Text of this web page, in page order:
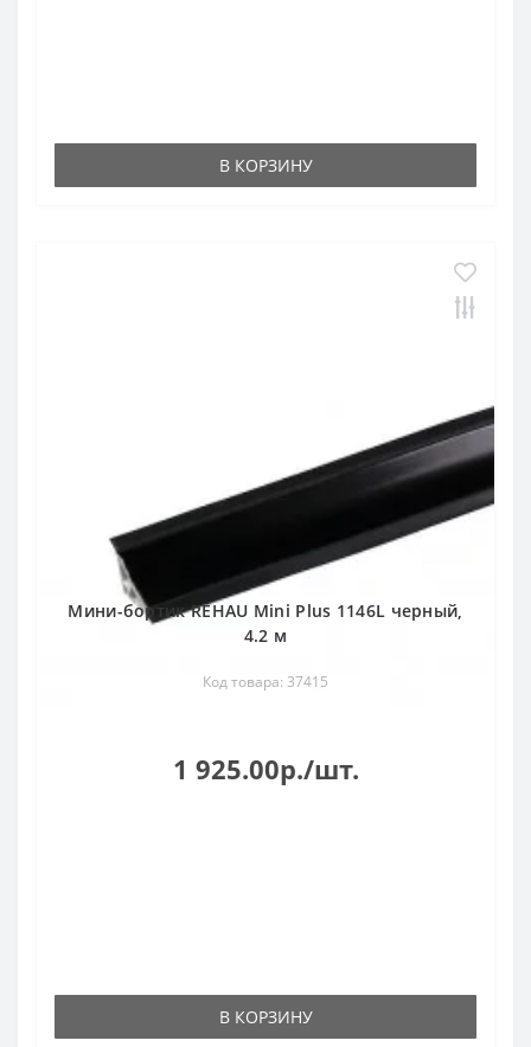
В КОРЗИНУ
Мини-бортик REHAU Mini Plus 1146L черный,
4.2 м
Код товара: 37415
1 925.00р./шт.
В КОРЗИНУ